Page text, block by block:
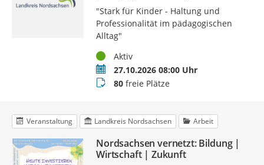
"Stark für Kinder - Haltung und
Professionalität im pädagogischen
Alltag"
StatusAktiv
Termin27.10.2026 08:00 Uhr
Buchungsstatus
80freie Plätze
Veranstaltung Landkreis Nordsachsen Arbeit
Nordsachsen vernetzt: Bildung |
Wirtschaft | Zukunft